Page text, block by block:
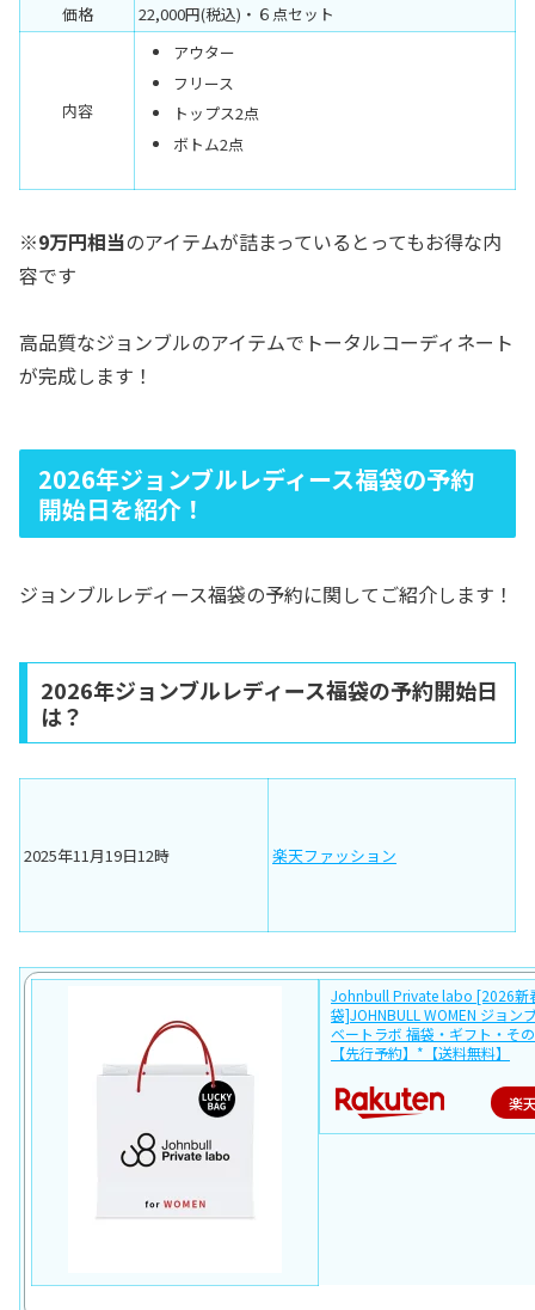
価格 22,000円(税込)・６点セット
内容
アウター
フリース
トップス2点
ボトム2点
※9万円相当のアイテムが詰まっているとってもお得な内
容です
高品質なジョンブルのアイテムでトータルコーディネート
が完成します！
2026年ジョンブルレディース福袋の予約
開始日を紹介！
ジョンブルレディース福袋の予約に関してご紹介します！
2026年ジョンブルレディース福袋の予約開始日
は？
2025年11月19日12時 楽天ファッション
Johnbull Private labo [2026新
袋]JOHNBULL WOMEN ジョン
ベートラボ 福袋・ギフト・そ
【先行予約】*【送料無料】
楽